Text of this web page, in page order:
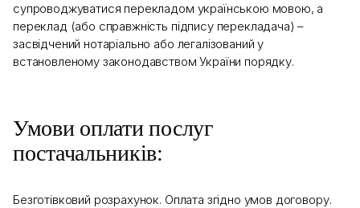
супроводжуватися перекладом українською мовою, а
переклад (або справжність підпису перекладача) –
засвідчений нотаріально або легалізований у
встановленому законодавством України порядку.
Умови оплати послуг
постачальників:
Безготівковий розрахунок. Оплата згідно умов договору.